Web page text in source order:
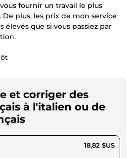
fournir un travail le plus
plus, les prix de mon service
élevés que si vous passiez par
et corriger des
à l'italien ou de
17,34 $US 18,82 $US